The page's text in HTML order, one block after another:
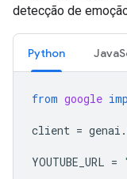
detecção de
Python
from google
client = genai .
YOUTUBE_URL =